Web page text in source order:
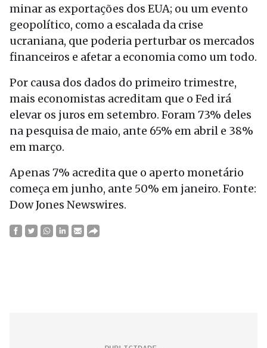
minar as exportações dos EUA; ou um evento
geopolítico, como a escalada da crise
ucraniana, que poderia perturbar os mercados
financeiros e afetar a economia como um todo.
Por causa dos dados do primeiro trimestre,
mais economistas acreditam que o Fed irá
elevar os juros em setembro. Foram 73% deles
na pesquisa de maio, ante 65% em abril e 38%
em março.
Apenas 7% acredita que o aperto monetário
começa em junho, ante 50% em janeiro. Fonte:
Dow Jones Newswires.